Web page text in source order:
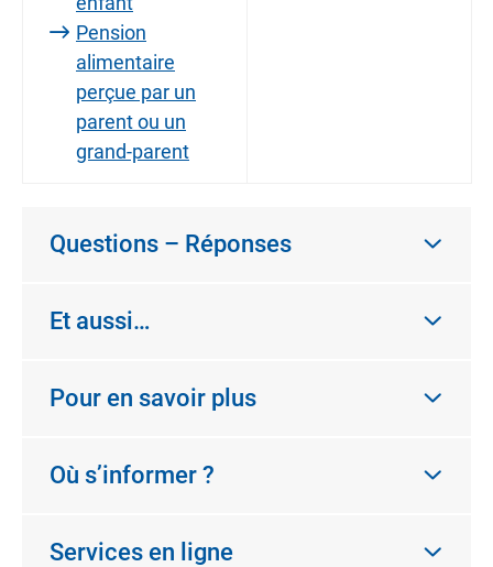
Pension
alimentaire
perçue par un
parent ou un
grand-parent
Questions – Réponses
Et aussi…
Pour en savoir plus
Où s’informer ?
Services en ligne